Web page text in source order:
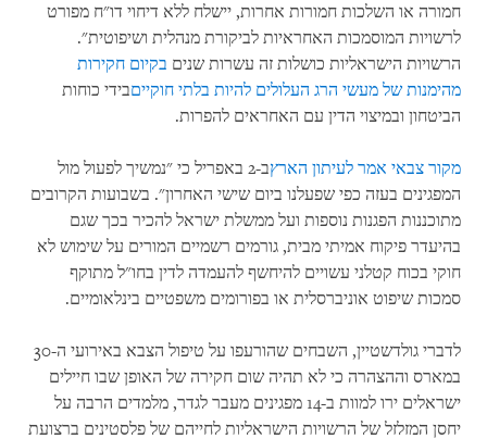
חמורה או השלכות חמורות אחרות, יישלח ללא דיחוי דו"ח מפורט
לרשויות המוסמכות האחראיות לביקורת מנהלית ושיפוטית".
הרשויות הישראליות כושלות זה עשרות שנים בקיום חקירות
מהימנות של מעשי הרג העלולים להיות בלתי חוקייםבידי כוחות
הביטחון ובמיצוי הדין עם האחראים להפרות.
מקור צבאי אמר לעיתון הארץ
ב-2 באפריל כי "נמשיך לפעול מול
המפגינים בעזה כפי שפעלנו ביום שישי האחרון". בשבועות הקרובים
מתוכננות הפגנות נוספות ועל ממשלת ישראל להכיר בכך שגם
בהיעדר פיקוח אמיתי מבית, גורמים רשמיים המורים על שימוש לא
חוקי בכוח קטלני עשויים להיחשף להעמדה לדין בחו"ל מתוקף
סמכות שיפוט אוניברסלית או בפורומים משפטיים בינלאומיים.
לדברי גולדשטיין, השבחים שהורעפו על טיפול הצבא באירועי ה-30
במארס וההצהרה כי לא תהיה שום חקירה של האופן שבו חיילים
ישראלים ירו למוות ב-14 מפגינים מעבר לגדר, מלמדים הרבה על
יחסן המזלזל של הרשויות הישראליות לחייהם של פלסטינים ברצועת